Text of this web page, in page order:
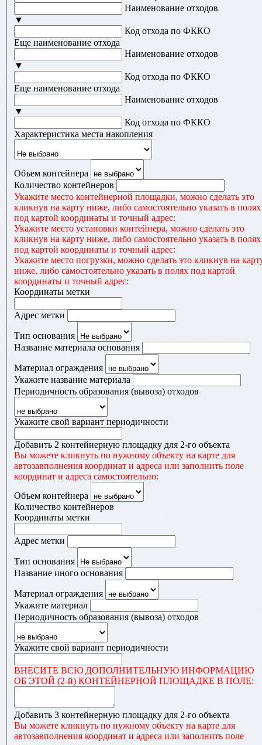
Наименование отходов
▼
Код отхода по ФККО
Еще наименование отхода
Наименование отходов
▼
Код отхода по ФККО
Еще наименование отхода
Наименование отходов
▼
Код отхода по ФККО
Характеристика места накопления
Объем контейнера
Количество контейнеров
Укажите место контейнерной площадки, можно сделать это
кликнув на карту ниже, либо самостоятельно указать в полях
под картой координаты и точный адрес:
Укажите место установки контейнера, можно сделать это
кликнув на карту ниже, либо самостоятельно указать в полях
под картой координаты и точный адрес:
Укажите место погрузки, можно сделать это кликнув на
ниже, либо самостоятельно указать в полях под картой
координаты и точный адрес:
Координаты метки
Адрес метки
Тип основания
Название материала основания
Материал ограждения
Укажите название материала
Периодичность образования (вывоза) отходов
Укажите свой вариант периодичности
Добавить 2 контейнерную площадку для 2-го объекта
Вы можете кликнуть по нужному объекту на карте для
автозавполнения координат и адреса или заполнить поле
координат и адреса самостоятельно:
Объем контейнера
Количество контейнеров
Координаты метки
Адрес метки
Тип основания
Название иного основания
Материал ограждения
Укажите материал
Периодичность образования (вывоза) отходов
Укажите свой вариант периодичности
ВНЕСИТЕ ВСЮ ДОПОЛНИТЕЛЬНУЮ ИНФОРМАЦИЮ
ОБ ЭТОЙ (2-й) КОНТЕЙНЕРНОЙ ПЛОЩАДКЕ В ПОЛЕ:
Добавить 3 контейнерную площадку для 2-го объекта
Вы можете кликнуть по нужному объекту на карте для
автозавполнения координат и адреса или заполнить поле